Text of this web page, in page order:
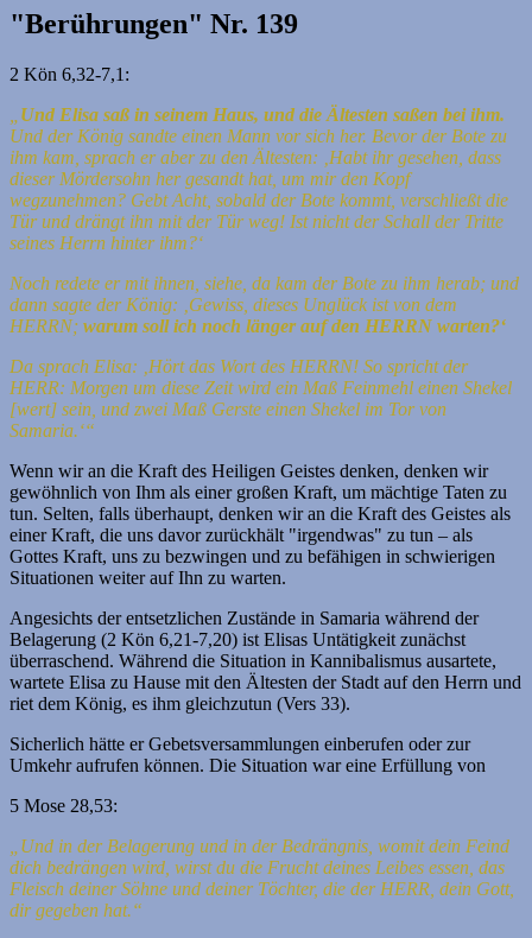
"Berührungen" Nr. 139
2 Kön 6,32-7,1:
Und Elisa saß in seinem Haus, und die Ältesten saßen bei ihm.
Und der König sandte einen Mann vor sich her. Bevor der Bote zu
ihm kam, sprach er aber zu den Ältesten: ‚Habt ihr gesehen, dass
dieser Mördersohn her gesandt hat, um mir den Kopf
wegzunehmen? Gebt Acht, sobald der Bote kommt, verschließt die
Tür und drängt ihn mit der Tür weg! Ist nicht der Schall der Tritte
seines Herrn hinter ihm?‘
Noch redete er mit ihnen, siehe, da kam der Bote zu ihm herab; und
dann sagte der König: ‚Gewiss, dieses Unglück ist von dem
HERRN; warum soll ich noch länger auf den HERRN warten?‘
Da sprach Elisa: ‚Hört das Wort des HERRN! So spricht der
HERR: Morgen um diese Zeit wird ein Maß Feinmehl einen Shekel
[wert] sein, und zwei Maß Gerste einen Shekel im Tor von
Samaria.‘“
Wenn wir an die Kraft des Heiligen Geistes denken, denken wir
gewöhnlich von Ihm als einer großen Kraft, um mächtige Taten zu
tun. Selten, falls überhaupt, denken wir an die Kraft des Geistes als
einer Kraft, die uns davor zurückhält "irgendwas" zu tun – als
Gottes Kraft, uns zu bezwingen und zu befähigen in schwierigen
Situationen weiter auf Ihn zu warten.
Angesichts der entsetzlichen Zustände in Samaria während der
Belagerung (2 Kön 6,21-7,20) ist Elisas Untätigkeit zunächst
überraschend. Während die Situation in Kannibalismus ausartete,
wartete Elisa zu Hause mit den Ältesten der Stadt auf den Herrn und
riet dem König, es ihm gleichzutun (Vers 33).
Sicherlich hätte er Gebetsversammlungen einberufen oder zur
Umkehr aufrufen können. Die Situation war eine Erfüllung von
5 Mose 28,53:
„Und in der Belagerung und in der Bedrängnis, womit dein Feind
dich bedrängen wird, wirst du die Frucht deines Leibes essen, das
Fleisch deiner Söhne und deiner Töchter, die der HERR, dein Gott,
dir gegeben hat.“